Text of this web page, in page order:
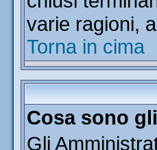
varie ragioni,
Torna in cima
Cosa sono
Gli